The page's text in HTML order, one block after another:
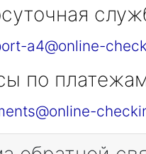
a4@online-
по